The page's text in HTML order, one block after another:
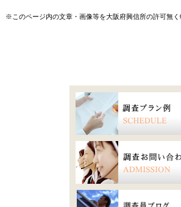
※このページ内の文章・画像等を大阪府興信所の許可無く